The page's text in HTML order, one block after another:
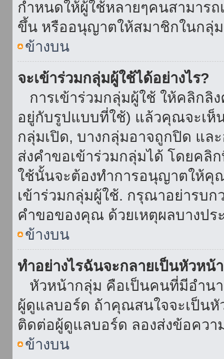
กำหนดให้ผู้ใช้หลายๆคนสามารถ
ขึ้น หรืออนุญาตให้สมาชิกในกลุ่ม
ข้างบน
จะเข้าร่วมกลุ่มผู้ใช้ได้อย่างไร?
การเข้าร่วมกลุ่มผู้ใช้ ให้คลิก
อยู่กับรูปแบบที่ใช้) แล้วคุณจะเห็
กลุ่มเปิด, บางกลุ่มอาจถูกปิด แ
ส่งคำขอเข้าร่วมกลุ่มได้ โดยคลิ
ใช้นั้นจะต้องทำการอนุญาตให้คุ
เข้าร่วมกลุ่มผู้ใช้. กรุณาอย่ารบก
คำขอของคุณ ด้วยเหตุผลบางปร
ข้างบน
ทำอย่างไรฉันจะกลายเป็นหัวหน้
หัวหน้ากลุ่ม คือเป็นคนที่มีอำนา
ผู้ดูแลบอร์ด ถ้าคุณสนใจจะเป็น
ติดต่อผู้ดูแลบอร์ด ลองส่งข้อคว
ข้างบน